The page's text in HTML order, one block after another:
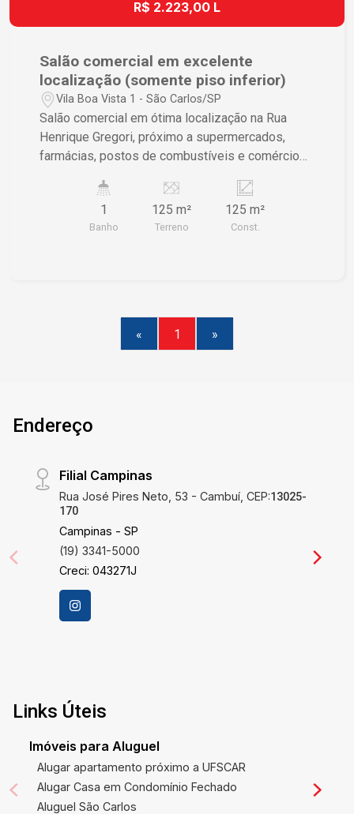
R$ 2.223,00 L
Salão comercial em excelente
localização (somente piso inferior)
Vila Boa Vista 1 - São Carlos/SP
Salão comercial em ótima localização na Rua
Henrique Gregori, próximo a supermercados,
farmácias, postos de combustíveis e comércios
atendimento, 1 banheiro social, 1 escritório e 1
1
Banho
125 m²
Terreno
125 m²
Const.
« 1 »
Endereço
Filial Campinas
Rua José Pires Neto, 53 - Cambuí, CEP:13025-
170
Campinas - SP
(19) 3341-5000
Creci: 043271J
Links Úteis
Imóveis para Aluguel
Alugar apartamento próximo a UFSCAR
Alugar Casa em Condomínio Fechado
Aluguel São Carlos